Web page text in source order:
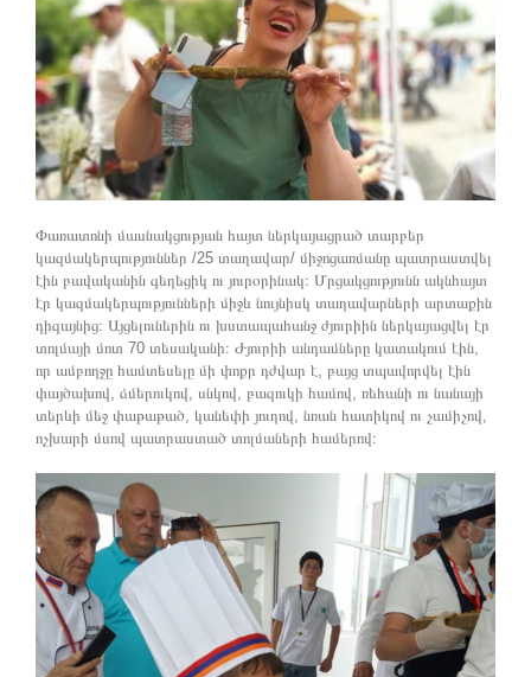
Փառատոնի մասնակցության հայտ ներկայացրած տարբեր
կազմակերպություններ /25 տաղավար/ միջոցառմանը պատրաստվել
էին բավականին գեղեցիկ ու յուրօրինակ։ Մրցակցությունն ակնհայտ
էր կազմակերպությունների միջև նույնիսկ տաղավարների արտաքին
դիզայնից։ Այցելուներին ու խստապահանջ ժյուրիին ներկայացվել էր
տոլմայի մոտ 70 տեսականի։ Ժյուրիի անդամները կատակում էին,
որ ամբողջը համտեսելը մի փոքր դժվար է, բայց տպավորվել էին
փայծախով, ձմերուկով, սնկով, բազուկի համով, ռեհանի ու նանայի
տերևի մեջ փաթաթած, կանեփի յուղով, նռան հատիկով ու չամիչով,
ոչխարի մսով պատրաստած տոլմաների համերով։